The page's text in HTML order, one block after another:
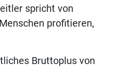
spricht von
profitieren,
Bruttoplus von